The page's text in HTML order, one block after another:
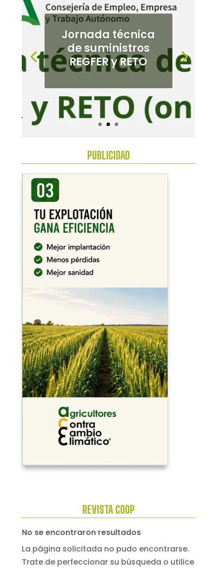
Jornada técnica
de suministros
REGFER y RETO
Jornada de
cultivos
alternativos en el
Bajo
Guadalquivir
PUBLICIDAD
REVISTA COOP
No se encontraron resultados
La página solicitada no pudo encontrarse.
Trate de perfeccionar su búsqueda o utilice